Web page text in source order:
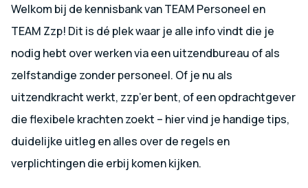
Welkom bij de kennisbank van TEAM Personeel en
TEAM Zzp! Dit is dé plek waar je alle info vindt die je
nodig hebt over werken via een uitzendbureau of als
zelfstandige zonder personeel. Of je nu als
uitzendkracht werkt, zzp’er bent, of een opdrachtgever
die flexibele krachten zoekt – hier vind je handige tips,
duidelijke uitleg en alles over de regels en
verplichtingen die erbij komen kijken.